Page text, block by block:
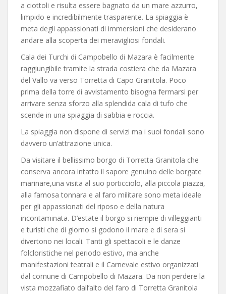
a ciottoli e risulta essere bagnato da un mare azzurro,
limpido e incredibilmente trasparente. La spiaggia è
meta degli appassionati di immersioni che desiderano
andare alla scoperta dei meravigliosi fondali.
Cala dei Turchi di Campobello di Mazara è facilmente
raggiungibile tramite la strada costiera che da Mazara
del Vallo va verso Torretta di Capo Granitola. Poco
prima della torre di avvistamento bisogna fermarsi per
arrivare senza sforzo alla splendida cala di tufo che
scende in una spiaggia di sabbia e roccia.
La spiaggia non dispone di servizi ma i suoi fondali sono
davvero un’attrazione unica.
Da visitare il bellissimo borgo di Torretta Granitola che
conserva ancora intatto il sapore genuino delle borgate
marinare,una visita al suo porticciolo, alla piccola piazza,
alla famosa tonnara e al faro militare sono meta ideale
per gli appassionati del riposo e della natura
incontaminata. D’estate il borgo si riempie di villeggianti
e turisti che di giorno si godono il mare e di sera si
divertono nei locali. Tanti gli spettacoli e le danze
folcloristiche nel periodo estivo, ma anche
manifestazioni teatrali e il Carnevale estivo organizzati
dal comune di Campobello di Mazara. Da non perdere la
vista mozzafiato dall’alto del faro di Torretta Granitola